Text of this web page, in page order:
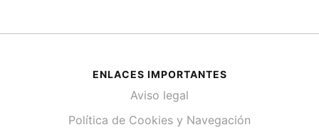
ENLACES IMPORTANTES
Aviso legal
Política de Cookies y Navegación